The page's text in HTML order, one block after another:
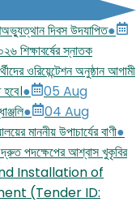
দিবস উদযাপিত●
শিক্ষাবর্ষের স্নাতক
ওরিয়েন্টেশন অনুষ্ঠান আগামী
●
05 Aug
●
04 Aug
মাননীয় উপাচার্যের বাণী●
দ্রুত পদক্ষেপের আশ্বাস খুকৃবির
Installation of
(Tender ID: